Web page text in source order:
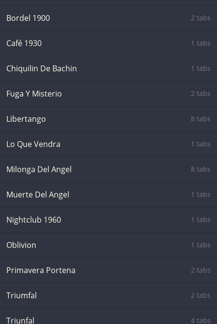
Bordel 1900 2 tabs
Café 1930 1 tabs
Chiquilin De Bachin 1 tabs
Fuga Y Misterio 2 tabs
Libertango 8 tabs
Lo Que Vendra 1 tabs
Milonga Del Angel 8 tabs
Muerte Del Angel 1 tabs
Nightclub 1960 1 tabs
Oblivion 1 tabs
Primavera Portena 2 tabs
Triumfal 2 tabs
Triunfal 4 tabs